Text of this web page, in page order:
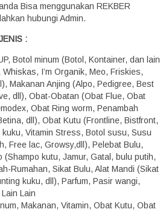
Bisa menggunakan REKBER
hubungi Admin.
:
Botol minum (Botol, Kontainer, dan lain
I’m Organik, Meo, Friskies,
Makanan Anjing (Alpo, Pedigree, Best
dll), Obat-Obatan (Obat Flue, Obat
Obat Ring worm, Penambah
dll), Obat Kutu (Frontline, Bistfront,
Vitamin Stress, Botol susu, Susu
Free lac, Growsy,dll), Pelebat Bulu,
kutu, Jamur, Gatal, bulu putih,
Rumahan, Sikat Bulu, Alat Mandi (Sikat
kuku, dll), Parfum, Pasir wangi,
Lain
Makanan, Vitamin, Obat Kutu, Obat